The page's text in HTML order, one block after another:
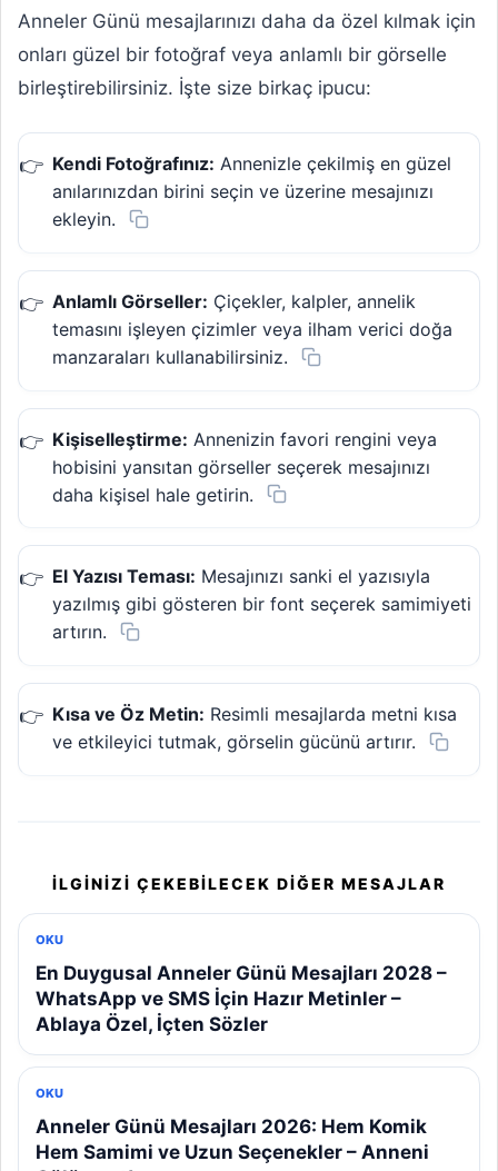
Anneler Günü mesajlarınızı daha da özel kılmak için
onları güzel bir fotoğraf veya anlamlı bir görselle
birleştirebilirsiniz. İşte size birkaç ipucu:
Kendi Fotoğrafınız: Annenizle çekilmiş en güzel
anılarınızdan birini seçin ve üzerine mesajınızı
ekleyin.
Anlamlı Görseller: Çiçekler, kalpler, annelik
temasını işleyen çizimler veya ilham verici doğa
manzaraları kullanabilirsiniz.
Kişiselleştirme: Annenizin favori rengini veya
hobisini yansıtan görseller seçerek mesajınızı
daha kişisel hale getirin.
El Yazısı Teması: Mesajınızı sanki el yazısıyla
yazılmış gibi gösteren bir font seçerek samimiyeti
artırın.
Kısa ve Öz Metin: Resimli mesajlarda metni kısa
ve etkileyici tutmak, görselin gücünü artırır.
İLGINIZI ÇEKEBILECEK DIĞER MESAJLAR
OKU
En Duygusal Anneler Günü Mesajları 2028 –
WhatsApp ve SMS İçin Hazır Metinler –
Ablaya Özel, İçten Sözler
OKU
Anneler Günü Mesajları 2026: Hem Komik
Hem Samimi ve Uzun Seçenekler – Anneni